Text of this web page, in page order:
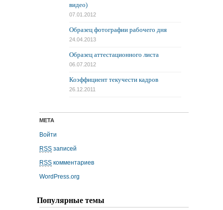
видео)
07.01.2012
Образец фотографии рабочего дня
24.04.2013
Образец аттестационного листа
06.07.2012
Коэффициент текучести кадров
26.12.2011
МЕТА
Войти
RSS записей
RSS комментариев
WordPress.org
Популярные темы